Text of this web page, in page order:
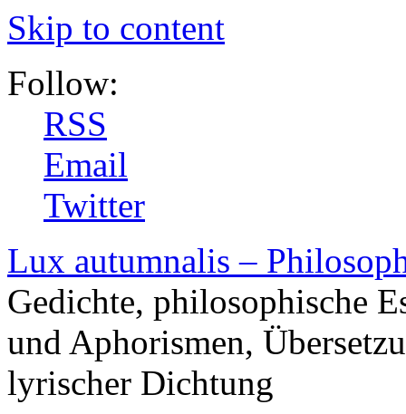
Skip to content
Follow:
RSS
Email
Twitter
Lux autumnalis –
Gedichte, philosophische
und Aphorismen,
lyrischer Dichtung